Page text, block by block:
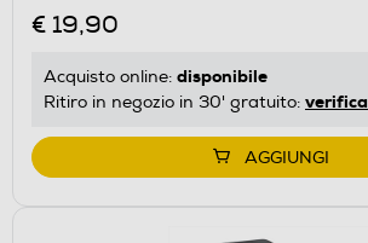
€ 19,90
Acquisto online: disponibile
Ritiro in negozio in 30' gratuito: verifica
AGGIUNGI